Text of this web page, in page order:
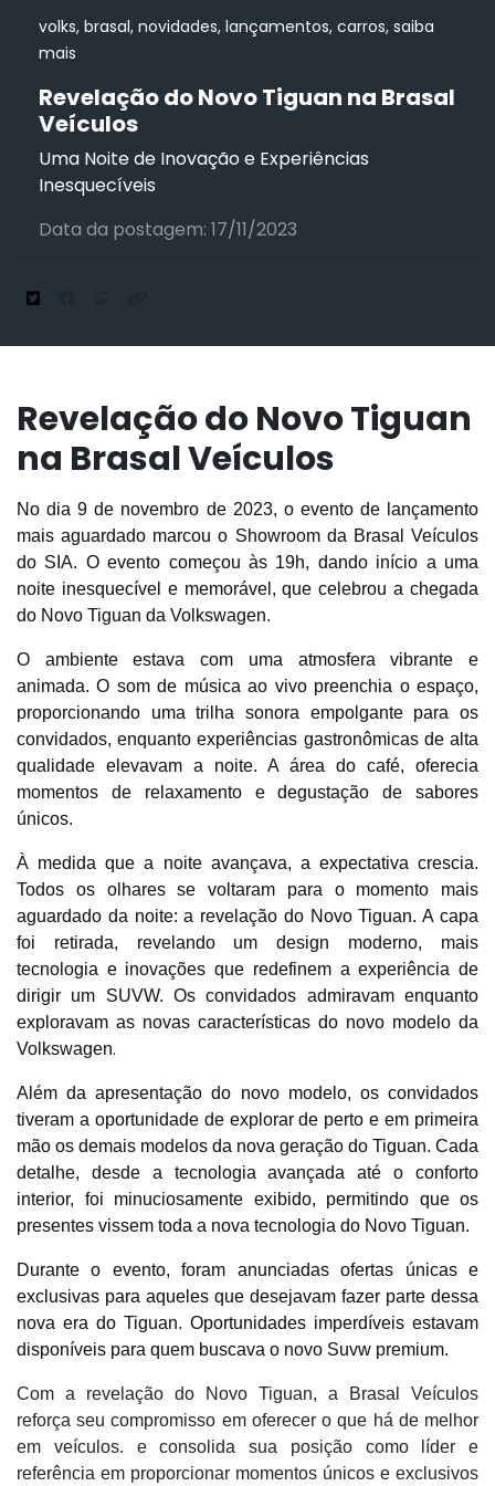
volks, brasal, novidades, lançamentos, carros, saiba
mais
Revelação do Novo Tiguan na Brasal
Veículos
Uma Noite de Inovação e Experiências
Inesquecíveis
Data da postagem: 17/11/2023
Revelação do Novo Tiguan
na Brasal Veículos
No dia 9 de novembro de 2023, o evento de lançamento
mais aguardado marcou o Showroom da Brasal Veículos
do SIA. O evento começou às 19h, dando início a uma
noite inesquecível e memorável, que celebrou a chegada
do Novo Tiguan da Volkswagen.
O ambiente estava com uma atmosfera vibrante e
animada. O som de música ao vivo preenchia o espaço,
proporcionando uma trilha sonora empolgante para os
convidados, enquanto experiências gastronômicas de alta
qualidade elevavam a noite. A área do café, oferecia
momentos de relaxamento e degustação de sabores
únicos.
À medida que a noite avançava, a expectativa crescia.
Todos os olhares se voltaram para o momento mais
aguardado da noite: a revelação do Novo Tiguan. A capa
foi retirada, revelando um design moderno, mais
tecnologia e inovações que redefinem a experiência de
dirigir um SUVW. Os convidados admiravam enquanto
exploravam as novas características do novo modelo da
Volkswagen.
Além da apresentação do novo modelo, os convidados
tiveram a oportunidade de explorar de perto e em primeira
mão os demais modelos da nova geração do Tiguan. Cada
detalhe, desde a tecnologia avançada até o conforto
interior, foi minuciosamente exibido, permitindo que os
presentes vissem toda a nova tecnologia do Novo Tiguan.
Durante o evento, foram anunciadas ofertas únicas e
exclusivas para aqueles que desejavam fazer parte dessa
nova era do Tiguan. Oportunidades imperdíveis estavam
disponíveis para quem buscava o novo Suvw premium.
Com a revelação do Novo Tiguan, a Brasal Veículos
reforça seu compromisso em oferecer o que há de melhor
em veículos. e consolida sua posição como líder e
referência em proporcionar momentos únicos e exclusivos